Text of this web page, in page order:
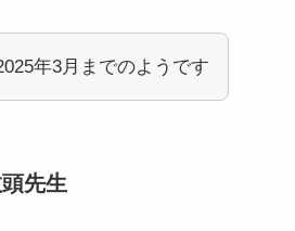
年3月までのようです
先生